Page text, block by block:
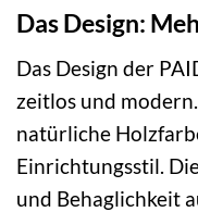
Das Design:
Das Design der
zeitlos und
natürliche
Einrichtungsstil.
und Behaglichkeit